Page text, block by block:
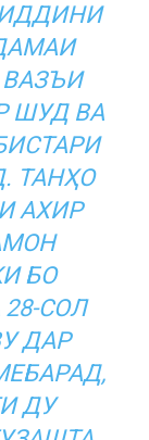
ШУД ВА
ТАНҲО
АХИР
БО
СОЛ
ДАР
ДУ